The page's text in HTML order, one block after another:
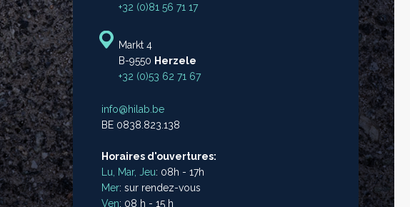
+32 (0)81 56 71 17
Markt 4
B-9550 Herzele
+32 (0)53 62 71 67
info@hilab.be
BE 0838.823.138
Horaires d'ouvertures:
Lu, Mar, Jeu: 08h - 17h
Mer: sur rendez-vous
Ven: 08 h - 15 h